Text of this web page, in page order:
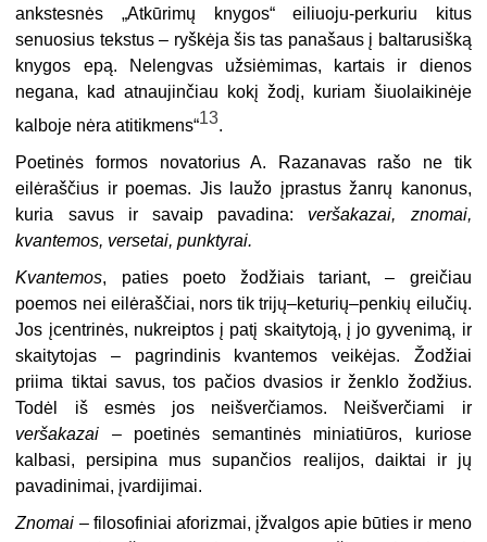
ankstesnės „Atkūrimų knygos“ eiliuoju-perkuriu kitus
senuosius tekstus – ryškėja šis tas panašaus į baltarusišką
knygos epą. Nelengvas užsiėmimas, kartais ir dienos
negana, kad atnaujinčiau kokį žodį, kuriam šiuolaikinėje
kalboje nėra atitikmens“13.
Poetinės formos novatorius A. Razanavas rašo ne tik
eilėraščius ir poemas. Jis laužo įprastus žanrų kanonus,
kuria savus ir savaip pavadina: veršakazai, znomai,
kvantemos, versetai, punktyrai.
Kvantemos, paties poeto žodžiais tariant, – greičiau
poemos nei eilėraščiai, nors tik trijų–keturių–penkių eilučių.
Jos įcentrinės, nukreiptos į patį skaitytoją, į jo gyvenimą, ir
skaitytojas – pagrindinis kvantemos veikėjas. Žodžiai
priima tiktai savus, tos pačios dvasios ir ženklo žodžius.
Todėl iš esmės jos neišverčiamos. Neišverčiami ir
veršakazai – poetinės semantinės miniatiūros, kuriose
kalbasi, persipina mus supančios realijos, daiktai ir jų
pavadinimai, įvardijimai.
Znomai – filosofiniai aforizmai, įžvalgos apie būties ir meno